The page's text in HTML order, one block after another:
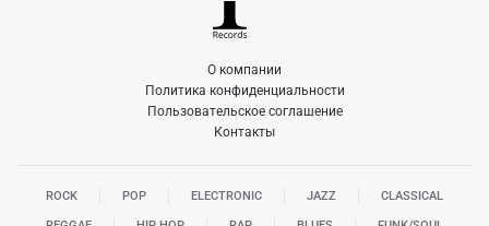
О компании
Политика конфиденциальности
Пользовательское соглашение
Контакты
ROCK POP ELECTRONIC JAZZ CLASSICAL